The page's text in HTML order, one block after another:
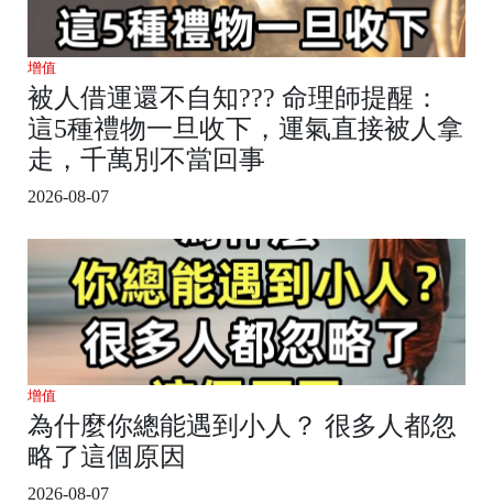
增值
被人借運還不自知??? 命理師提醒：
這5種禮物一旦收下，運氣直接被人拿
走，千萬別不當回事
2026-08-07
增值
為什麼你總能遇到小人？ 很多人都忽
略了這個原因
2026-08-07